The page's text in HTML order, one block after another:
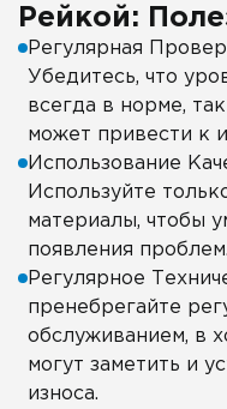
Рейкой:
Регулярная
Убедитесь, что
всегда в норме,
может привести к
Использование
Используйте
материалы, чтобы
появления проблем.
Регулярное
пренебрегайте
обслуживанием, в
могут заметить и
износа.